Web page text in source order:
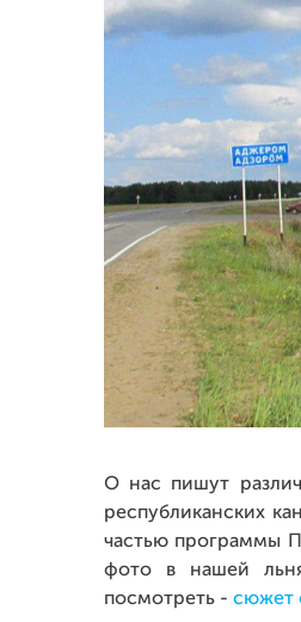
О нас пишут
республиканских
частью программы
фото в нашей
посмотреть - сюжет